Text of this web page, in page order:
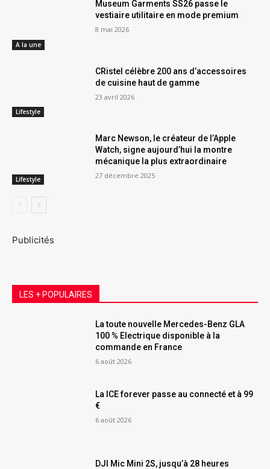
A la une
Museum Garments SS26 passe le
vestiaire utilitaire en mode premium
8 mai 2026
Lifestyle
CRistel célèbre 200 ans d’accessoires
de cuisine haut de gamme
23 avril 2026
Lifestyle
Marc Newson, le créateur de l’Apple
Watch, signe aujourd’hui la montre
mécanique la plus extraordinaire
27 décembre 2025
Publicités
LES + POPULAIRES
La toute nouvelle Mercedes-Benz GLA
100 % Electrique disponible à la
commande en France
6 août 2026
La ICE forever passe au connecté et à 99
€
6 août 2026
DJI Mic Mini 2S, jusqu’à 28 heures